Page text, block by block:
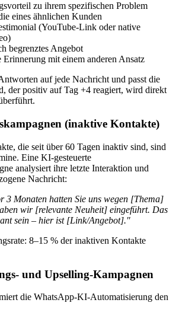
zu ihrem spezifischen Problem
eines ähnlichen Kunden
(YouTube-Link oder native
begrenztes Angebot
Erinnerung mit einem anderen Ansatz
auf jede Nachricht und passt die
der positiv auf Tag +4 reagiert, wird direkt
(inaktive Kontakte)
die seit über 60 Tagen inaktiv sind, sind
Eine KI-gesteuerte
analysiert ihre letzte Interaktion und
Nachricht:
Monaten hatten Sie uns wegen [Thema]
wir [relevante Neuheit] eingeführt. Das
sein – hier ist [Link/Angebot]."
8–15 % der inaktiven Kontakte
und Upselling-Kampagnen
die WhatsApp-KI-Automatisierung den